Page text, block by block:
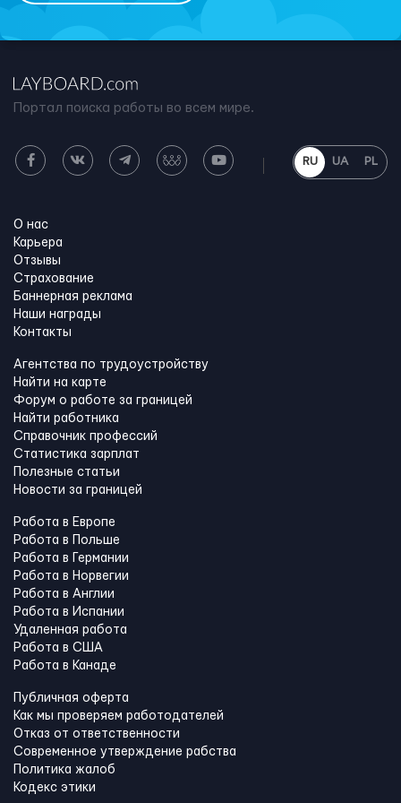
Портал поиска работы во всем мире.
RU UA PL
О нас
Карьера
Отзывы
Страхование
Баннерная реклама
Наши награды
Контакты
Агентства по трудоустройству
Найти на карте
Форум о работе за границей
Найти работника
Справочник профессий
Статистика зарплат
Полезные статьи
Новости за границей
Работа в Европе
Работа в Польше
Работа в Германии
Работа в Норвегии
Работа в Англии
Работа в Испании
Удаленная работа
Работа в США
Работа в Канадe
Публичная оферта
Как мы проверяем работодателей
Отказ от ответственности
Современное утверждение рабства
Политика жалоб
Кодекс этики